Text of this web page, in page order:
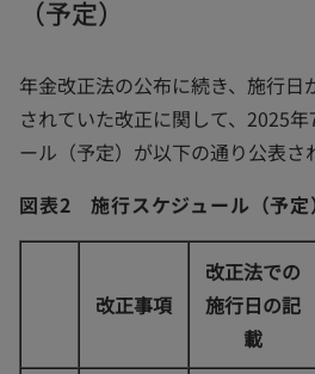
（予定）
年金改正法の公布に続き、施行日
されていた改正に関して、2025
ール（予定）が以下の通り公表さ
図表2 施行スケジュール（予定
改正事項
改正法での
施行日の記
載